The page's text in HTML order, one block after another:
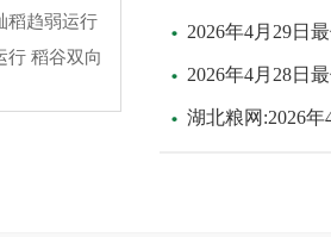
稻趋弱运行
行 稻谷双向
2026年4月29日
2026年4月28日
湖北粮网:2026